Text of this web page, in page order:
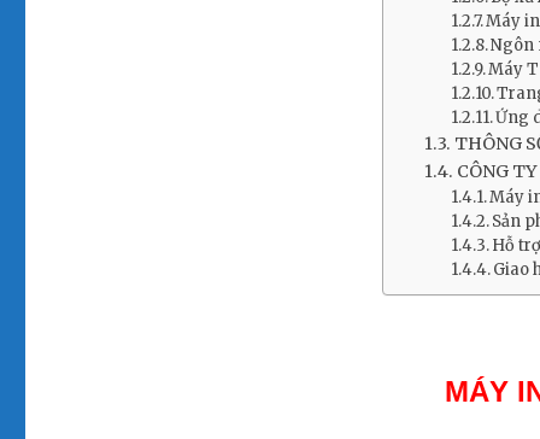
Máy
Ngôn
Máy
Ứng
THÔNG
CÔNG
Máy
Sản
Hỗ
Giao
MÁY